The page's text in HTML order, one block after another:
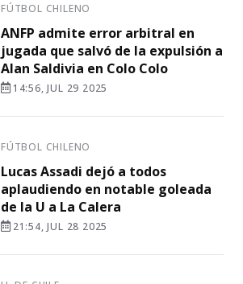
FÚTBOL CHILENO
ANFP admite error arbitral en
jugada que salvó de la expulsión a
Alan Saldivia en Colo Colo
14:56, JUL 29 2025
FÚTBOL CHILENO
Lucas Assadi dejó a todos
aplaudiendo en notable goleada
de la U a La Calera
21:54, JUL 28 2025